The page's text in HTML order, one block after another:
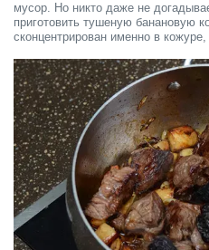
мусор. Но никто даже не
приготовить тушеную банановую
сконцентрирован именно в